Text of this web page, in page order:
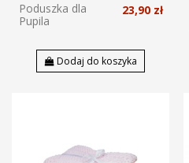
Poduszka dla
Pupila
23,90 zł
Dodaj do koszyka